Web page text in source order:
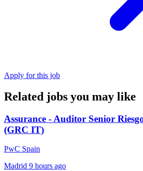
Apply for this job
Related jobs you may like
Assurance - Auditor Senior
(GRC IT)
PwC Spain
Madrid 9 hours ago